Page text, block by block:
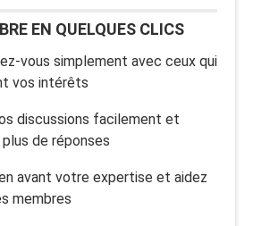
EN QUELQUES CLICS
vous simplement avec ceux qui
vos intérêts
discussions facilement et
de réponses
avant votre expertise et aidez
membres